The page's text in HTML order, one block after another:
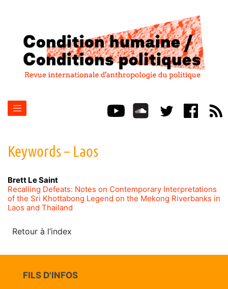
Keywords – Laos
Brett Le Saint
Recalling Defeats: Notes on Contemporary Interpretations
of the Sri Khottabong Legend on the Mekong Riverbanks in
Laos and Thailand
Retour à l’index
FILS D'INFOS